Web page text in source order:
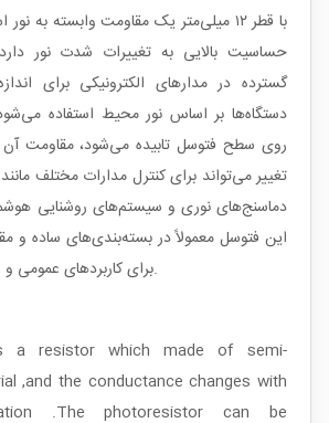
حساسیت بالایی به تغییرات شدت نور
گسترده در مدارهای الکترونیکی برای
دستگاه‌ها بر اساس نور محیط استفاده
روی سطح فتوسل تابیده می‌شود، مقاومت
تغییر می‌تواند برای کنترل مدارات مختلف
دماسنج‌های نوری و سیستم‌های روشنایی
این فتوسل معمولاً در بسته‌بندی‌های ساده و
برای کاربردهای عمومی و صنعتی مناسب است.
a resistor which made of semi-
,and the conductance changes with
.The photoresistor can be